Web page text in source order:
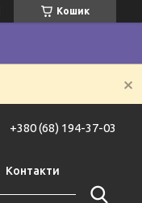
Кошик
+380 (68) 194-37-03
Контакти